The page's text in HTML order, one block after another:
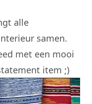
alle
samen.
met een mooi
item ;)